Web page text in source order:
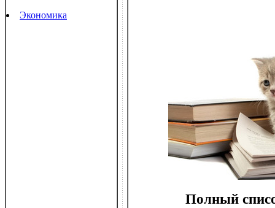
Экономика
Полный